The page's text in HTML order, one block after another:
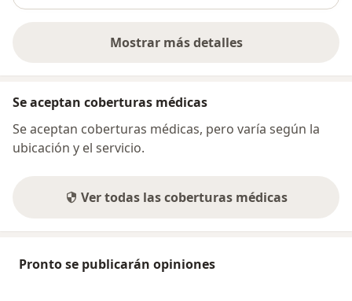
Mostrar más detalles
sobre la dirección
Se aceptan coberturas médicas
Se aceptan coberturas médicas, pero varía según la
ubicación y el servicio.
Ver todas las coberturas médicas
Pronto se publicarán opiniones